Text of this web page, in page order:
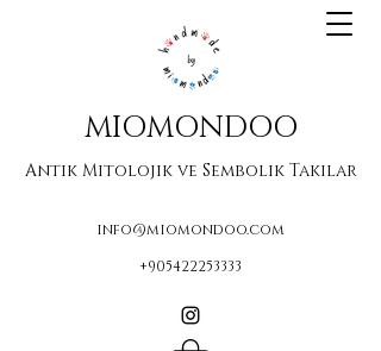
MIOMONDOO
Antik Mitolojik ve Sembolik Takılar
info@miomondoo.com
+905422253333